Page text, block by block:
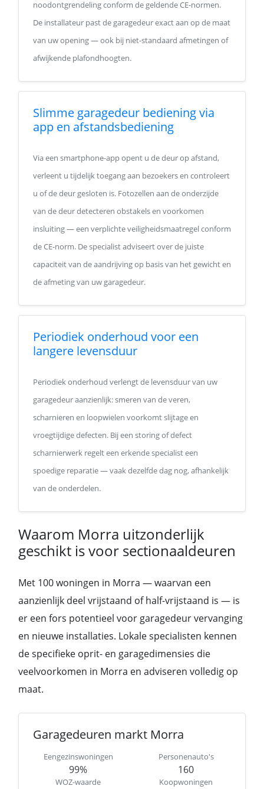
noodontgrendeling conform de geldende CE-normen.
De installateur past de garagedeur exact aan op de maat
van uw opening — ook bij niet-standaard afmetingen of
afwijkende plafondhoogten.
Slimme garagedeur bediening via
app en afstandsbediening
Via een smartphone-app opent u de deur op afstand,
verleent u tijdelijk toegang aan bezoekers en controleert
u of de deur gesloten is. Fotozellen aan de onderzijde
van de deur detecteren obstakels en voorkomen
insluiting — een verplichte veiligheidsmaatregel conform
de CE-norm. De specialist adviseert over de juiste
capaciteit van de aandrijving op basis van het gewicht en
de afmeting van uw garagedeur.
Periodiek onderhoud voor een
langere levensduur
Periodiek onderhoud verlengt de levensduur van uw
garagedeur aanzienlijk: smeren van de veren,
scharnieren en loopwielen voorkomt slijtage en
vroegtijdige defecten. Bij een storing of defect
scharnierwerk regelt een erkende specialist een
spoedige reparatie — vaak dezelfde dag nog, afhankelijk
van de onderdelen.
Waarom Morra uitzonderlijk
geschikt is voor sectionaaldeuren
Met 100 woningen in Morra — waarvan een
aanzienlijk deel vrijstaand of half-vrijstaand is — is
er een fors potentieel voor garagedeur vervanging
en nieuwe installaties. Lokale specialisten kennen
de specifieke oprit- en garagedimensies die
veelvoorkomen in Morra en adviseren volledig op
maat.
Garagedeuren markt Morra
Eengezinswoningen
99%
Personenauto's
160
WOZ-waarde Koopwoningen